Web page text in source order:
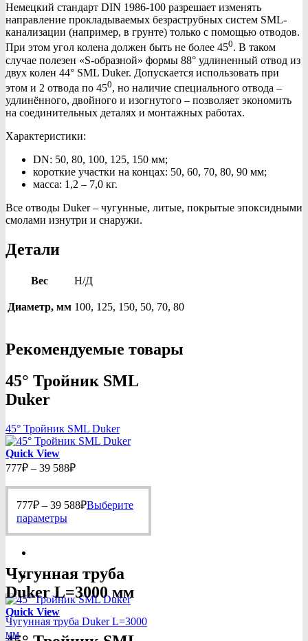
SML
Duker
Немецкий стандарт DIN 1986-100 разрешает изменять
направление прокладываемых безраструбных систем SML-
канализации (например, в грунте) только с помощью отводов.
При этом угол колена должен быть не более 450. В таком
случае полезен «S-образной» формы 88° удлиненный отвод из
двух колен 44° SML Duker. Допускается использовать при
этом и 2 отвода по 450, но наличие специального отвода –
удлинённого, двойного и изогнутого – позволяет экономить
на соединительных деталях и монтажных работах.
Характеристики:
DN: 50, 80, 100, 125, 150 мм;
короткие участки на концах: 50, 60, 70, 80, 90 мм;
масса: 1,2 – 7,0 кг.
Все отводы Duker – чугунные, литые, покрытые эпоксидными
смолами изнутри и снаружи.
Детали
Вес Н/Д
Диаметр, мм 100, 125, 150, 50, 70, 80
Рекомендуемые товары
45° Тройник SML
Duker
45° Тройник SML Duker
Quick View
777₽ – 39 588₽Диапазон
777₽
–
588₽
777₽ – 39 588₽Диапазон
588₽
Выберите
параметрыЭтот
вариаций.
Опции
можно
выбрать
на
странице
Quick View
Чугунная труба
Duker L=3000 мм
Чугунная труба Duker L=3000
мм